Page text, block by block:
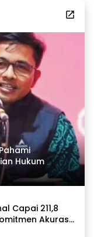
Hukum
Capai 211,8
Akurasi